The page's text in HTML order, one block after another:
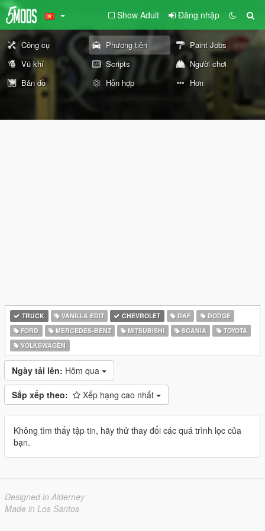
Show Adult Đăng nhập
Công cụ Phương tiện
Paint Jobs
Vũ khí
Scripts
Người chơi
Bản đồ
Hỗn hợp Hơn
TRUCK VANILLA EDIT CHEVROLET DAF
DODGE
FORD
MERCEDES-BENZ MITSUBISHI SCANIA
TOYOTA
VOLKSWAGEN
Ngày tải lên: Hôm qua
Sắp xếp theo: Xếp hạng cao nhất
Không tìm thấy tập tin, hãy thử thay đổi các quá trình lọc của
bạn.
Designed in Alderney
Made in Los Santos